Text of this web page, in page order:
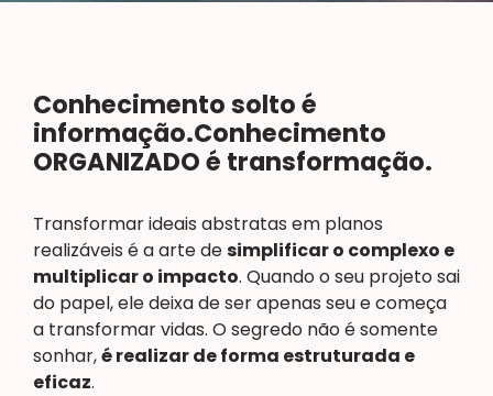
Conhecimento solto é
informação.Conhecimento
ORGANIZADO é transformação.
Transformar ideais abstratas em planos
realizáveis é a arte desimplificar o complexo e
multiplicar o impacto. Quando o seu projeto sai
do papel, ele deixa de ser apenas seu e começa
a transformar vidas. O segredo não é somente
sonhar,é realizar de forma estruturada e
eficaz.